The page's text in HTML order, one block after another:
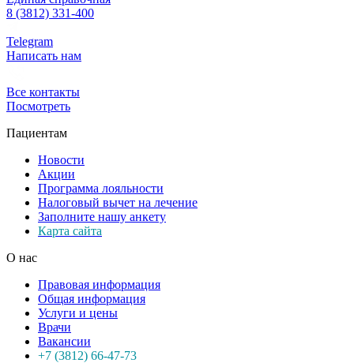
8 (3812) 331-400
Telegram
Написать нам
Все контакты
Посмотреть
Пациентам
Новости
Акции
Программа лояльности
Налоговый вычет на лечение
Заполните нашу анкету
Карта сайта
О нас
Правовая информация
Общая информация
Услуги и цены
Врачи
Вакансии
+7 (3812) 66-47-73